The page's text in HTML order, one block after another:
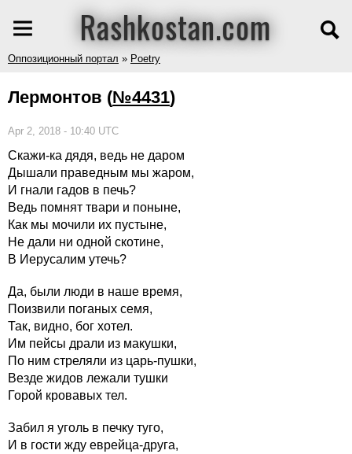
Rashkostan.com
Оппозиционный портал » Poetry
Лермонтов (№4431)
Apr 2, 2018 - 10:40 UTC
Скажи-ка дядя, ведь не даром
Дышали праведным мы жаром,
И гнали гадов в печь?
Ведь помнят твари и поныне,
Как мы мочили их пустыне,
Не дали ни одной скотине,
В Иерусалим утечь?
Да, были люди в наше время,
Поизвили поганых семя,
Так, видно, бог хотел.
Им пейсы драли из макушки,
По ним стреляли из царь-пушки,
Везде жидов лежали тушки
Горой кровавых тел.
Забил я уголь в печку туго,
И в гости жду еврейца-друга,